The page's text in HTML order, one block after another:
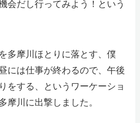
会だし行ってみよう！という
多摩川ほとりに落とす、僕
には仕事が終わるので、午後
をする、というワーケーショ
摩川に出撃しました。